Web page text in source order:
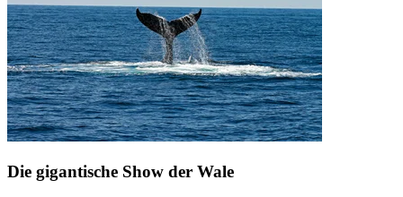
Die gigantische Show der Wale